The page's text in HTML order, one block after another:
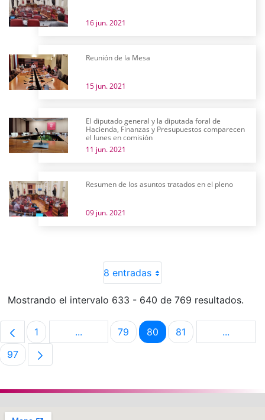
16 jun. 2021
Reunión de la Mesa
15 jun. 2021
El diputado general y la diputada foral de
Hacienda, Finanzas y Presupuestos comparecen
el lunes en comisión
11 jun. 2021
Resumen de los asuntos tratados en el pleno
09 jun. 2021
8 entradas
Mostrando el intervalo 633 - 640 de 769 resultados.
Página
1 ...Páginas intermedias Use TAB para
Página
79 Página
80 Página
81 ...Páginas
Página
97